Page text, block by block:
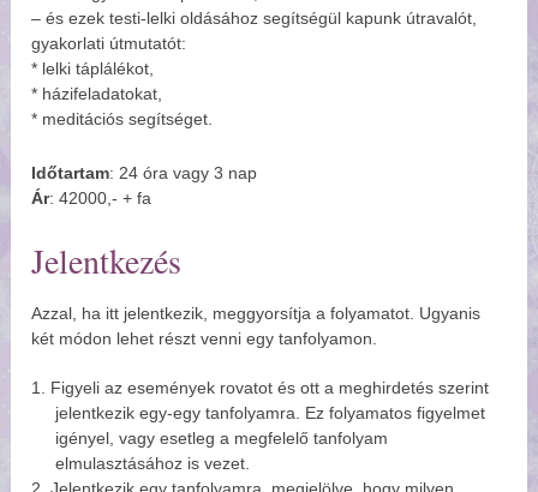
– és ezek testi-lelki oldásához segítségül kapunk útravalót,
gyakorlati útmutatót:
* lelki táplálékot,
* házifeladatokat,
* meditációs segítséget.
Időtartam: 24 óra vagy 3 nap
Ár: 42000,- + fa
Jelentkezés
Azzal, ha itt jelentkezik, meggyorsítja a folyamatot. Ugyanis
két módon lehet részt venni egy tanfolyamon.
Figyeli az események rovatot és ott a meghirdetés szerint
jelentkezik egy-egy tanfolyamra. Ez folyamatos figyelmet
igényel, vagy esetleg a megfelelő tanfolyam
elmulasztásához is vezet.